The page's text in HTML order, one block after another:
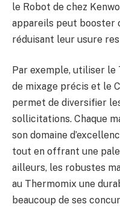
le Robot de chez
appareils peut
réduisant leur usure
Par exemple, utiliser
de mixage précis et le
permet de diversifier
sollicitations. Chaque
son domaine
tout en offrant une
ailleurs, les robustes
au Thermomix une
beaucoup de ses